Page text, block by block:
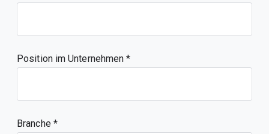
Position im Unternehmen
Branche *